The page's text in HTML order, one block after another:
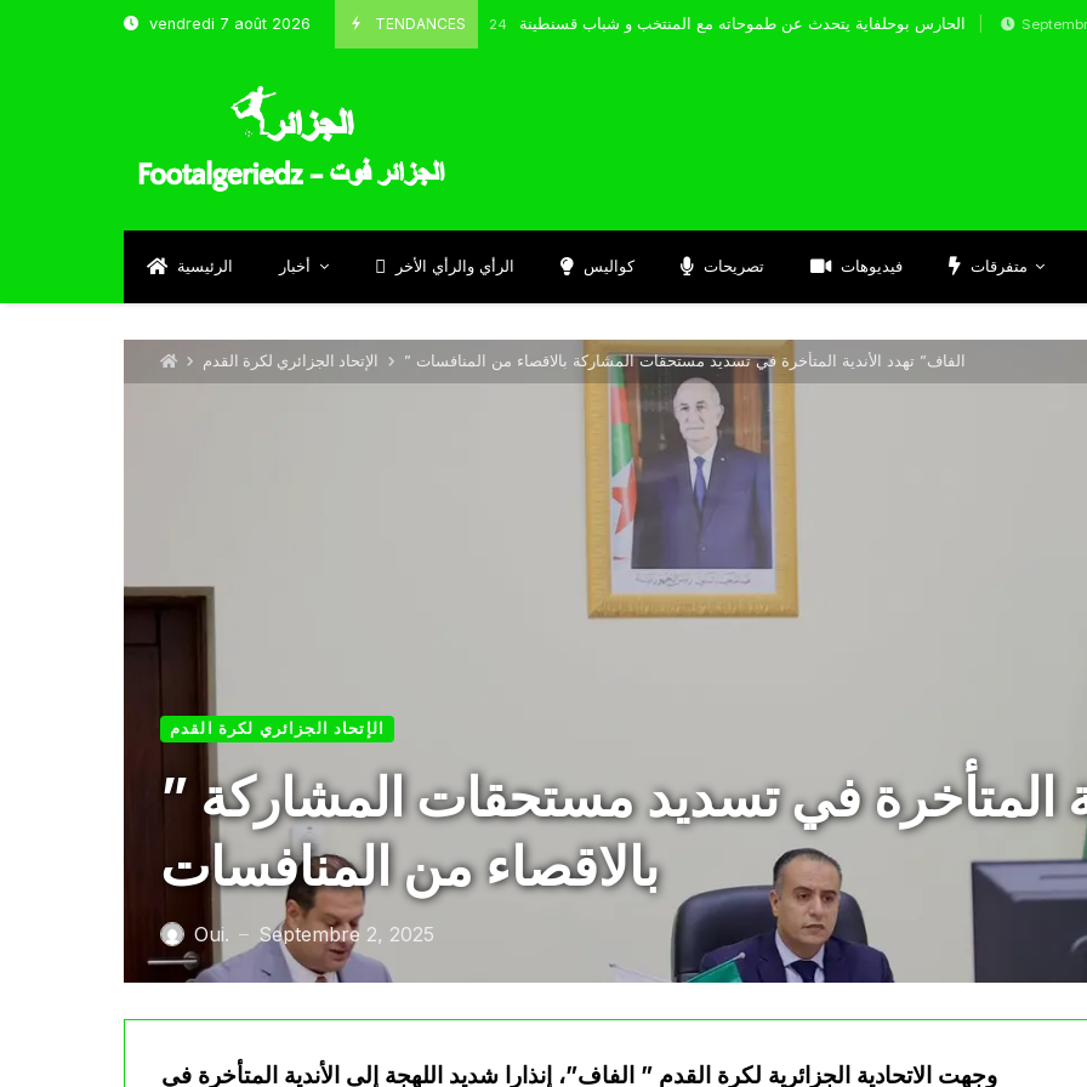
vendredi 7 août 2026 TENDANCES
Octobre 8, 2024 الحارس بوحلفاية يتحدث عن طموحاته مع المنتخب و شباب قسنطينة Septembre 17, 2024
الرئيسية أخبار الرأي والرأي الأخر كواليس تصريحات فيديوهات متفرقات
الإتحاد الجزائري لكرة القدم ” الفاف” تهدد الأندية المتأخرة في تسديد مستحقات المشاركة بالاقصاء من المنافسات
الإتحاد الجزائري لكرة القدم
” الفاف” تهدد الأندية المتأخرة في تسديد مستحقات المشاركة
بالاقصاء من المنافسات
Oui. — Septembre 2, 2025
وجهت الاتحادية الجزائرية لكرة القدم ” الفاف”، إنذارا شديد اللهجة إلى الأندية المتأخرة في